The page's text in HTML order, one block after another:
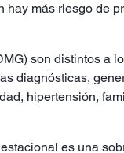
hay más riesgo de
son distintos a
diagnósticas,
hipertensión,
es una